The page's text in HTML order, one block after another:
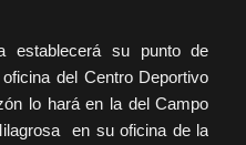
establecerá su punto de
del Centro Deportivo
lo hará en la del Campo
en su oficina de la